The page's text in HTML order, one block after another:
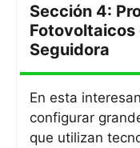
Sección 4:
Seguidora
En esta
configurar
que utilizan